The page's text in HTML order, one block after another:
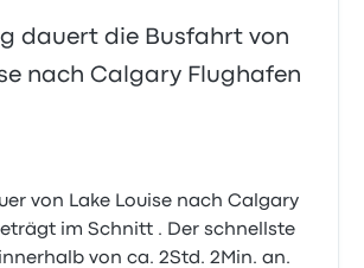
dauert die Busfahrt von
nach Calgary Flughafen
von Lake Louise nach Calgary
im Schnitt . Der schnellste
von ca. 2Std. 2Min. an.